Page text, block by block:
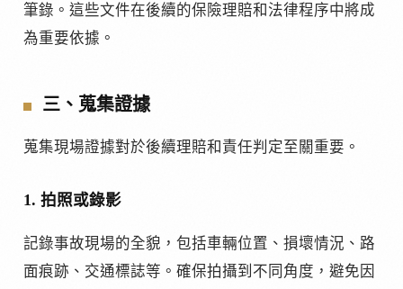
筆錄。這些文件在後續的保險理賠和法律程序中將成
為重要依據。
三、蒐集證據
蒐集現場證據對於後續理賠和責任判定至關重要。
1. 拍照或錄影
記錄事故現場的全貌，包括車輛位置、損壞情況、路
面痕跡、交通標誌等。確保拍攝到不同角度，避免因